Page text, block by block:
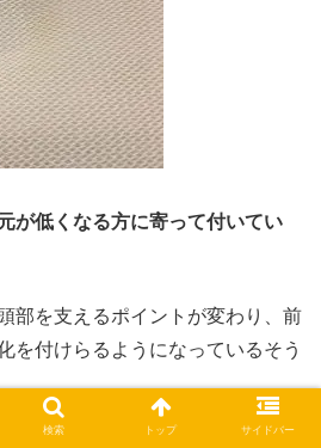
が低くなる方に寄って付いてい
部を支えるポイントが変わり、前
を付けらるようになっているそう
検索 トップ サイドバー